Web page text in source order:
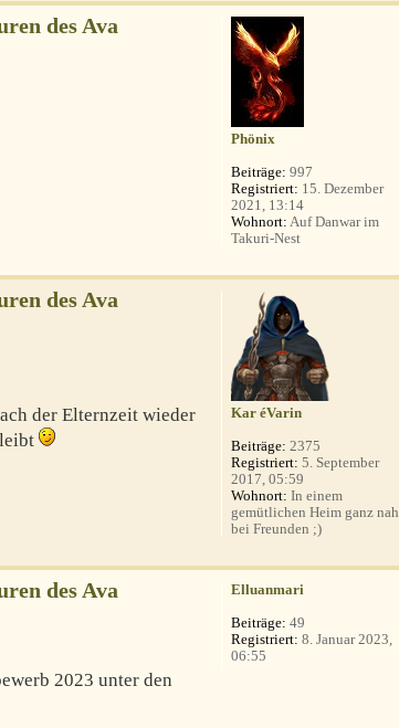
des Ava
Phönix
Beiträge: 997
Registriert: 15. Dezember
2021, 13:14
Wohnort: Auf Danwar im
Takuri-Nest
des Ava
der Elternzeit wieder
Kar éVarin
Beiträge: 2375
Registriert: 5. September
2017, 05:59
Wohnort: In einem
gemütlichen Heim ganz nah
bei Freunden ;)
des Ava
2023 unter den
Elluanmari
Beiträge: 49
Registriert: 8. Januar 2023,
06:55